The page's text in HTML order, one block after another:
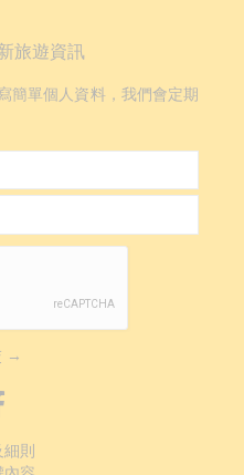
旅遊資訊
簡單個人資料，我們會定期
提交 →
則